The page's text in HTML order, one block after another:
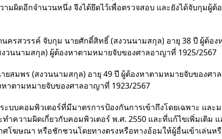
มผิดอีกจำนวนหนึ่ง จึงได้ยึดไว้เพื่อตรวจสอบ และยังได้จับกุมผู้ต้
ครสวรรค์ จับกุม นายศักดิ์สิทธิ์ (สงวนนามสกุล) อายุ 38 ปี ผู้ต้อ
วนนามสกุล) ผู้ต้องหาตามหมายจับของศาลอาญาที่ 1925/2567
สมพร (สงวนนามสกุล) อายุ 49 ปี ผู้ต้องหาตามหมายจับของศา
าตามหมายจับของศาลอาญาที่ 1923/2567
บบคอมพิวเตอร์ที่มีมาตรการป้องกันการเข้าถึงโดยเฉพาะ และ
ความผิดเกี่ยวกับคอมพิวเตอร์ พ.ศ. 2550 และที่แก้ไขเพิ่มเติม
โฆษณา หรือชักชวนโดยทางตรงหรือทางอ้อมให้ผู้อื่นเข้าเล่นห